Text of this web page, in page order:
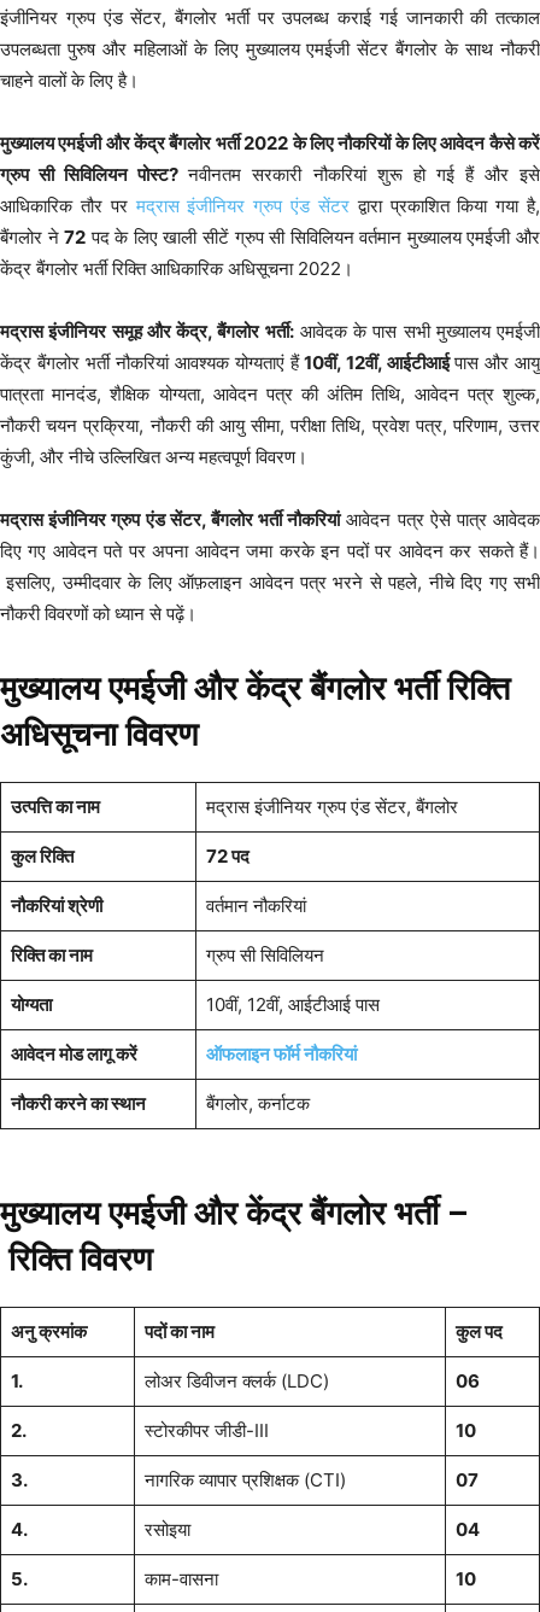
इंजीनियर ग्रुप एंड सेंटर, बैंगलोर भर्ती पर उपलब्ध कराई गई जानकारी की तत्काल
उपलब्धता पुरुष और महिलाओं के लिए मुख्यालय एमईजी सेंटर बैंगलोर के साथ नौकरी
चाहने वालों के लिए है।
मुख्यालय एमईजी और केंद्र बैंगलोर भर्ती 2022 के लिए नौकरियों के लिए आवेदन कैसे करें
ग्रुप सी सिविलियन पोस्ट?नवीनतम सरकारी नौकरियां शुरू हो गई हैं और इसे
आधिकारिक तौर परमद्रास इंजीनियर ग्रुप एंड सेंटरद्वारा प्रकाशित किया गया है,
बैंगलोर ने72 पद के लिए खाली सीटें ग्रुप सी सिविलियन वर्तमान मुख्यालय एमईजी और
केंद्र बैंगलोर भर्ती रिक्ति आधिकारिक अधिसूचना 2022।
मद्रास इंजीनियर समूह और केंद्र, बैंगलोर भर्ती:आवेदक के पास सभी मुख्यालय एमईजी
केंद्र बैंगलोर भर्ती नौकरियां आवश्यक योग्यताएं हैं10वीं, 12वीं, आईटीआईपास और आयु
पात्रता मानदंड, शैक्षिक योग्यता, आवेदन पत्र की अंतिम तिथि, आवेदन पत्र शुल्क,
नौकरी चयन प्रक्रिया, नौकरी की आयु सीमा, परीक्षा तिथि, प्रवेश पत्र, परिणाम, उत्तर
कुंजी, और नीचे उल्लिखित अन्य महत्वपूर्ण विवरण।
मद्रास इंजीनियर ग्रुप एंड सेंटर, बैंगलोर भर्ती नौकरियांआवेदन पत्र ऐसे पात्र आवेदक
दिए गए आवेदन पते पर अपना आवेदन जमा करके इन पदों पर आवेदन कर सकते हैं।
इसलिए, उम्मीदवार के लिए ऑफ़लाइन आवेदन पत्र भरने से पहले, नीचे दिए गए सभी
नौकरी विवरणों को ध्यान से पढ़ें।
मुख्यालय एमईजी और केंद्र बैंगलोर भर्ती रिक्ति
अधिसूचना विवरण
उत्पत्ति का नाम मद्रास इंजीनियर ग्रुप एंड सेंटर, बैंगलोर
कुल रिक्ति 72 पद
नौकरियां श्रेणी वर्तमान नौकरियां
रिक्ति का नाम ग्रुप सी सिविलियन
योग्यता 10वीं, 12वीं, आईटीआई पास
आवेदन मोड लागू करें ऑफलाइन फॉर्म नौकरियां
नौकरी करने का स्थान बैंगलोर, कर्नाटक
मुख्यालय एमईजी और केंद्र बैंगलोर भर्ती –
रिक्तिविवरण
अनु क्रमांक पदों का नाम कुल पद
1. लोअर डिवीजन क्लर्क (LDC) 06
2. स्टोरकीपर जीडी-III 10
3. नागरिक व्यापार प्रशिक्षक (CTI) 07
4. रसोइया 04
5. काम-वासना 10